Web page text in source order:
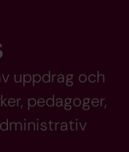
uppdrag och
pedagoger,